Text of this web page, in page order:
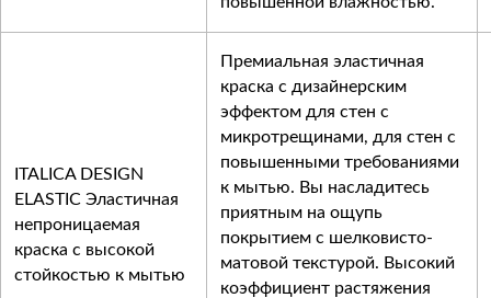
ITALICA DESIGN
ELASTIC Эластичная
непроницаемая
краска с высокой
стойкостью к мытью
Премиальная эластичная
краска с дизайнерским
эффектом для стен с
микротрещинами, для стен с
повышенными требованиями
к мытью. Вы насладитесь
приятным на ощупь
покрытием с шелковисто-
матовой текстурой. Высокий
коэффициент растяжения